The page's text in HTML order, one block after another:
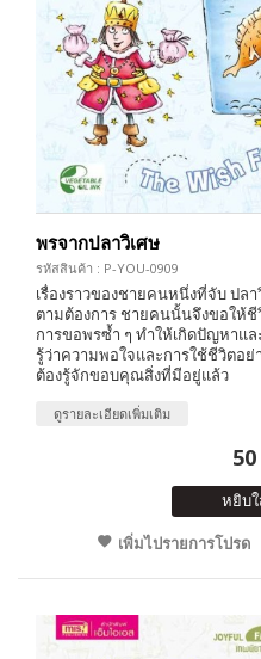
พรจากปลาวิเศษ
รหัสสินค้า : P-YOU-0909
เรื่องราวของชายคนหนึ่งที่จับ ปล
ตามต้องการ ชายคนนั้นจึงขอให้
การขอพรซ้ำ ๆ ทำให้เกิดปัญหาแ
รู้ว่าความพอใจและการใช้ชีวิตอ
ต้องรู้จักขอบคุณสิ่งที่มีอยู่แล้ว
ดูรายละเอียดเพิ่มเติม
หยิบ
เพิ่มไปรายการโปรด